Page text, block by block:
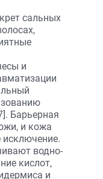
сальных
и
Барьерная
и кожа
исключение.
водно-
кислот,
и